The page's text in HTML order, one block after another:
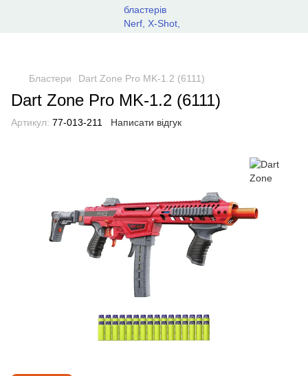
Бластери Dart Zone Pro MK-1.2 (6111)
Dart Zone Pro MK-1.2 (6111)
Артикул: 77-013-211 Написати відгук